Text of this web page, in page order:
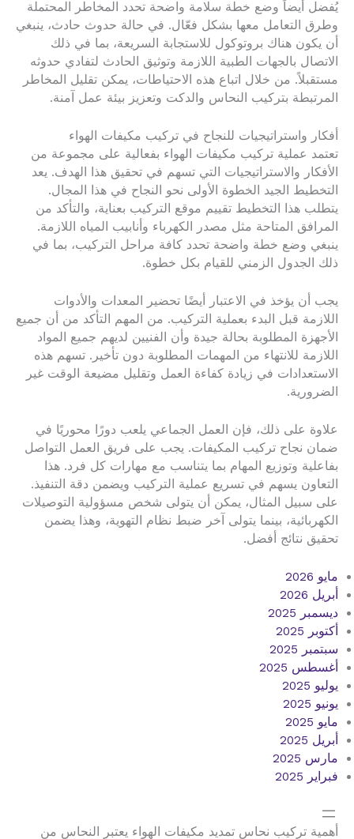
يُفضل أيضاً وضع خطة سلامة واضحة تحدد المخاطر المحتملة
وطرق التعامل معها بشكل فعّال. في حالة حدوث حادث، ينبغي
أن يكون هناك بروتوكول للاستجابة السريعة، بما في ذلك
الاتصال بالجهات الطبية اللازمة وتوثيق الحادث لتفادي حدوثه
مستقبلاً. من خلال اتباع هذه الاحتياطات، يمكن تقليل المخاطر
المرتبطة بتركيب النحاس والدكت وتعزيز بيئة عمل آمنة.
أفكار واستراتيجيات للنجاح في تركيب مكيفات الهواء
تعتمد عملية تركيب مكيفات الهواء بفعالية على مجموعة من
الأفكار والاستراتيجيات التي تسهم في تحقيق هذا الهدف. يعد
التخطيط الجيد الخطوة الأولى نحو النجاح في هذا المجال.
يتطلب هذا التخطيط تقييم موقع التركيب بعناية، والتأكد من
المرافق المتاحة مثل مصدر الكهرباء وأنابيب المياه اللازمة.
ينبغي وضع خطة واضحة تحدد كافة مراحل التركيب، بما في
ذلك الجدول الزمني للقيام بكل خطوة.
يجب أن يؤخذ في الاعتبار أيضًا تحضير المعدات والأدوات
اللازمة قبل البدء بعملية التركيب. من المهم التأكد من أن جميع
الأجهزة المطلوبة بحالة جيدة وأن الفنيين لديهم جميع المواد
اللازمة للانتهاء من المهمات المطلوبة دون تأخير. تسهم هذه
الاستعدادات في زيادة كفاءة العمل وتقليل مضيعة الوقت غير
الضرورية.
علاوة على ذلك، فإن العمل الجماعي يلعب دورًا محوريًا في
ضمان نجاح تركيب المكيفات. يجب على فريق العمل التواصل
بفاعلية وتوزيع المهام بما يتناسب مع مهارات كل فرد. هذا
التعاون يسهم في تسريع عملية التركيب ويضمن دقة التنفيذ.
على سبيل المثال، يمكن أن يتولى شخص مسؤولية التوصيلات
الكهربائية، بينما يتولى آخر ضبط نظام التهوية، وهذا يضمن
تحقيق نتائج أفضل.
مايو 2026
أبريل 2026
ديسمبر 2025
أكتوبر 2025
سبتمبر 2025
أغسطس 2025
يوليو 2025
يونيو 2025
مايو 2025
أبريل 2025
مارس 2025
فبراير 2025
أهمية تركيب نحاس تمديد مكيفات الهواء يعتبر النحاس من